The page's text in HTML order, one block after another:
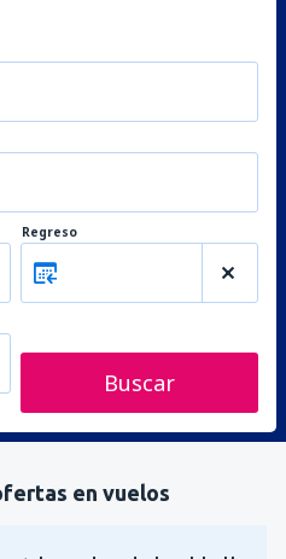
Regreso
Buscar
en vuelos